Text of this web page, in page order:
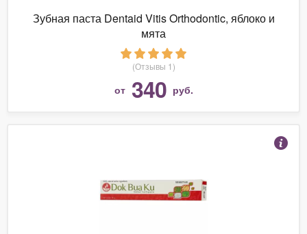
Зубная паста Dentaid Vitis Orthodontic, яблоко и
мята
(Отзывы 1)
от 340 руб.